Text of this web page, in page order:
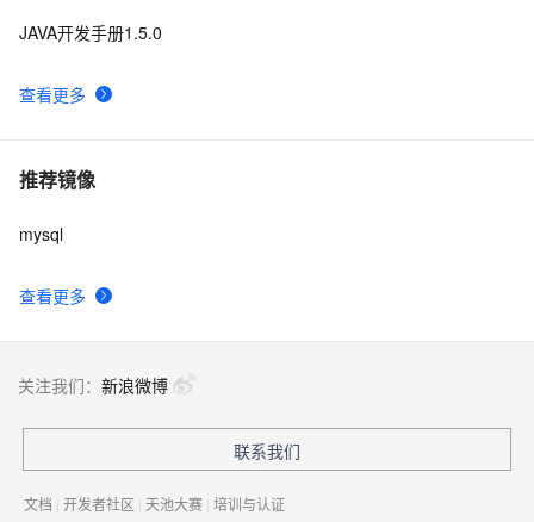
查看更多
JAVA开发手册1.5.0
推荐镜像
查看更多
mysql
关注我们： 新浪微博
联系我们
文档 | 开发者社区 | 天池大赛 | 培训与认证